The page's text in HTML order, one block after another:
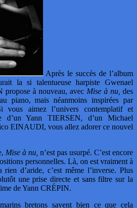
Après le succès de l’album
la si talentueuse harpiste Gwenael
à nouveau, avec Mise à nu, des
piano, mais néanmoins inspirées par
vous aimez l’univers contemplatif et
d’un Yann TIERSEN, d’un Michael
EINAUDI, vous allez adorer ce nouvel
Mise à nu, n’est pas usurpé. C’est encore
personnelles. Là, on est vraiment à
rien d’aride, c’est même l’inverse. Plus
une prise directe et sans filtre sur la
de Yann CRÉPIN.
bretons savent bien ce que cela